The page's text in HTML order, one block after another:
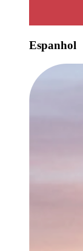
Espanhol